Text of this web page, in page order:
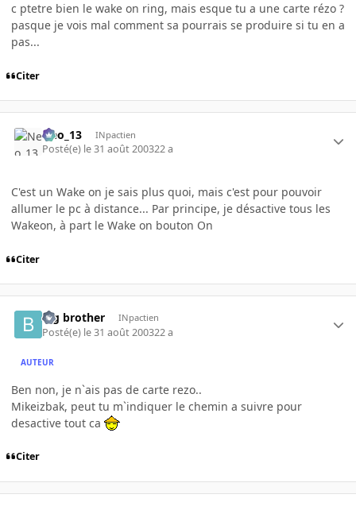
c ptetre bien le wake on ring, mais esque tu a une carte rézo ?
pasque je vois mal comment sa pourrais se produire si tu en a
pas...
Citer
Neo_13 INpactien
Posté(e) le 31 août 200322 a
C'est un Wake on je sais plus quoi, mais c'est pour pouvoir
allumer le pc à distance... Par principe, je désactive tous les
Wakeon, à part le Wake on bouton On
Citer
big brother INpactien
Posté(e) le 31 août 200322 a
AUTEUR
Ben non, je n`ais pas de carte rezo..
Mikeizbak, peut tu m`indiquer le chemin a suivre pour
desactive tout ca
Citer